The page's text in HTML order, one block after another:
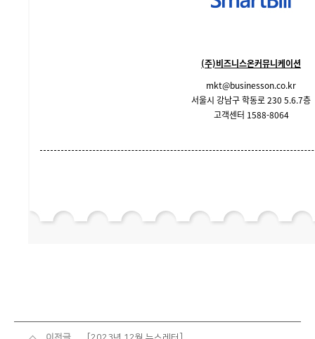
(주)비즈니스온커뮤니케이션
mkt@businesson.co.kr
서울시 강남구 학동로 230 5.6.7층
고객센터 1588-8064